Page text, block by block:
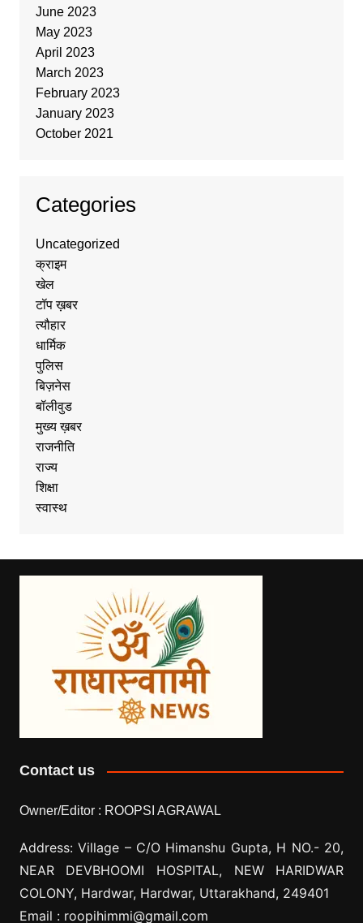
June 2023
May 2023
April 2023
March 2023
February 2023
January 2023
October 2021
Categories
Uncategorized
क्राइम
खेल
टॉप ख़बर
त्यौहार
धार्मिक
पुलिस
बिज़नेस
बॉलीवुड
मुख्य ख़बर
राजनीति
राज्य
शिक्षा
स्वास्थ
Contact us
Owner/Editor : ROOPSI AGRAWAL
Address: Village – C/O Himanshu Gupta, H NO.- 20,
NEAR DEVBHOOMI HOSPITAL, NEW HARIDWAR
COLONY, Hardwar, Hardwar, Uttarakhand, 249401
Email : roopihimmi@gmail.com